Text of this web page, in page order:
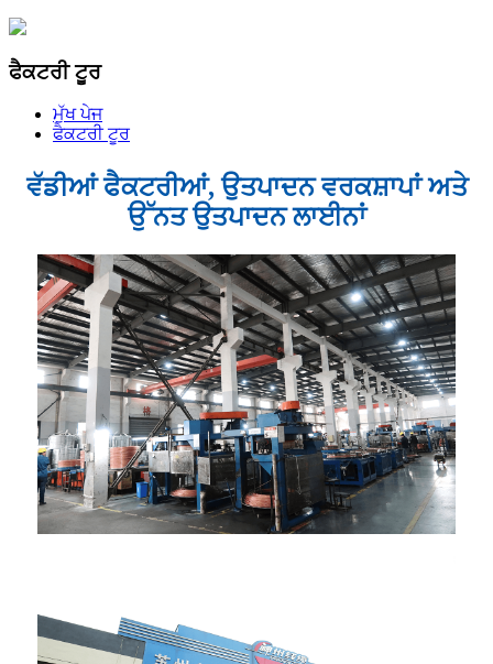
ਫੈਕਟਰੀ ਟੂਰ
ਮੁੱਖ ਪੇਜ
ਫੈਕਟਰੀ ਟੂਰ
ਵੱਡੀਆਂ ਫੈਕਟਰੀਆਂ, ਉਤਪਾਦਨ ਵਰਕਸ਼ਾਪਾਂ ਅਤੇ
ਉੱਨਤ ਉਤਪਾਦਨ ਲਾਈਨਾਂ